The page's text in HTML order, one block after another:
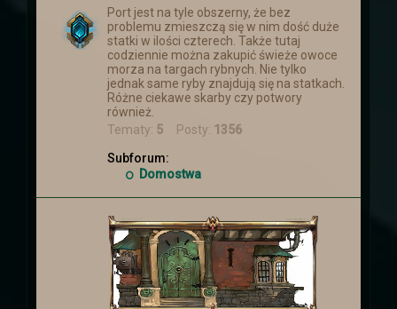
Port jest na tyle obszerny, że bez
problemu zmieszczą się w nim dość duże
statki w ilości czterech. Także tutaj
codziennie można zakupić świeże owoce
morza na targach rybnych. Nie tylko
jednak same ryby znajdują się na statkach.
Różne ciekawe skarby czy potwory
również.
Tematy: 5 Posty: 1356
Subforum:
Domostwa